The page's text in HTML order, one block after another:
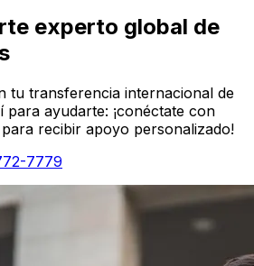
experto global de
tu transferencia internacional de
para ayudarte: ¡conéctate con
recibir apoyo personalizado!
7779